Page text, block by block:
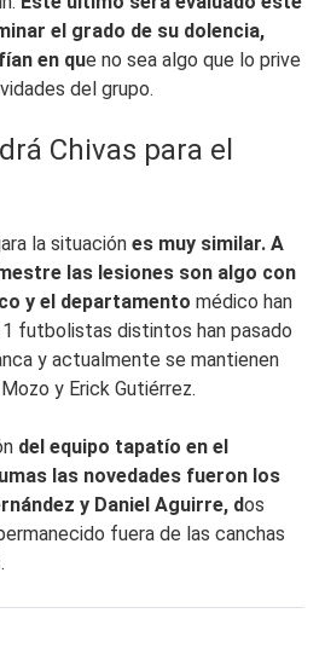
el grado de su dolencia,
en que no sea algo que lo prive
del grupo.
Chivas para el
la situación es muy similar. A
las lesiones son algo con
y el departamento médico han
futbolistas distintos han pasado
y actualmente se mantienen
y Erick Gutiérrez.
del equipo tapatío en el
las novedades fueron los
y Daniel Aguirre, dos
fuera de las canchas